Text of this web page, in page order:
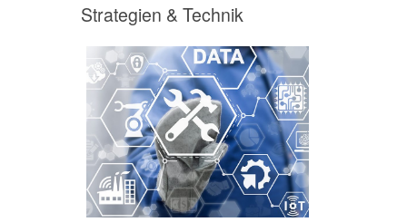
Strategien & Technik